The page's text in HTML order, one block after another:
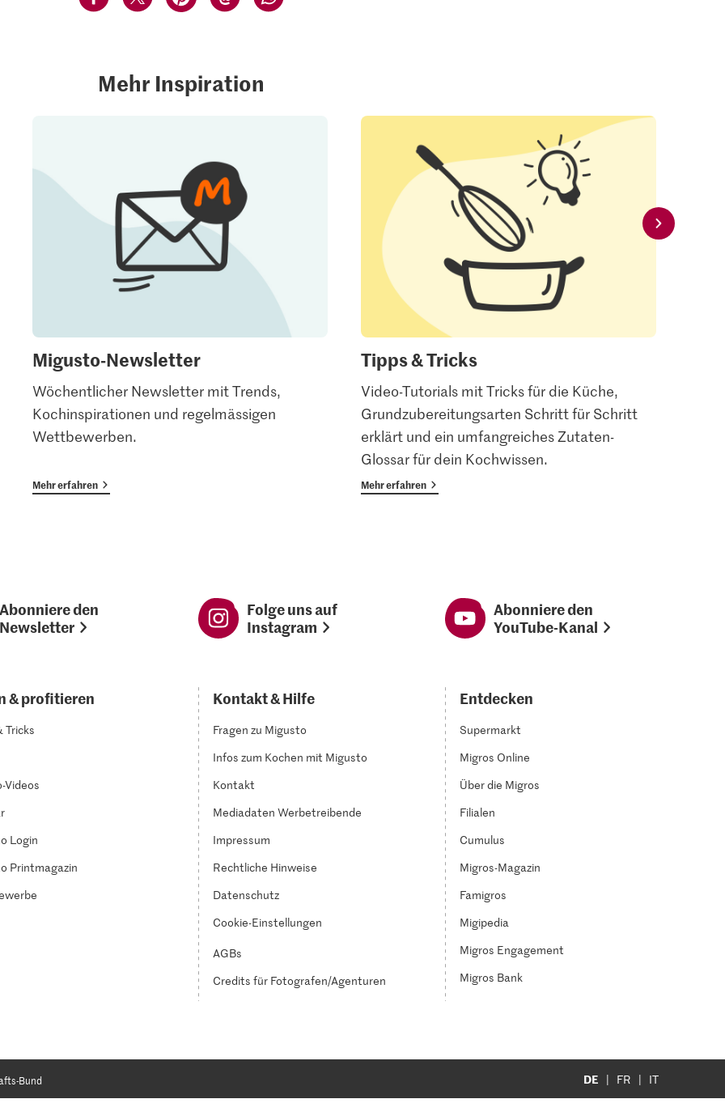
Mehr Inspiration
Migusto-Newsletter
Wöchentlicher Newsletter mit Trends,
Kochinspirationen und regelmässigen
Wettbewerben.
Mehr erfahren
Tipps & Tricks
Video-Tutorials mit Tricks für die Küche,
Grundzubereitungsarten Schritt für Schritt
erklärt und ein umfangreiches Zutaten-
Glossar für dein Kochwissen.
Mehr erfahren
Abonniere den
Newsletter
Folge uns auf
Instagram
Abonniere den
YouTube-Kanal
& profitieren
Tricks
Videos
Login
Printmagazin
Kontakt & Hilfe
Fragen zu Migusto
Infos zum Kochen mit Migusto
Kontakt
Mediadaten Werbetreibende
Impressum
Rechtliche Hinweise
Datenschutz
Cookie-Einstellungen
AGBs
Credits für Fotografen/Agenturen
Entdecken
Supermarkt
Migros Online
Über die Migros
Filialen
Cumulus
Migros-Magazin
Famigros
Migipedia
Migros Engagement
Migros Bank
Bund DE FR IT